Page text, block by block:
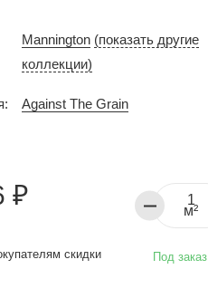
Mannington (показать другие
коллекции)
Against The Grain
₽
скидки
м²
Под заказ